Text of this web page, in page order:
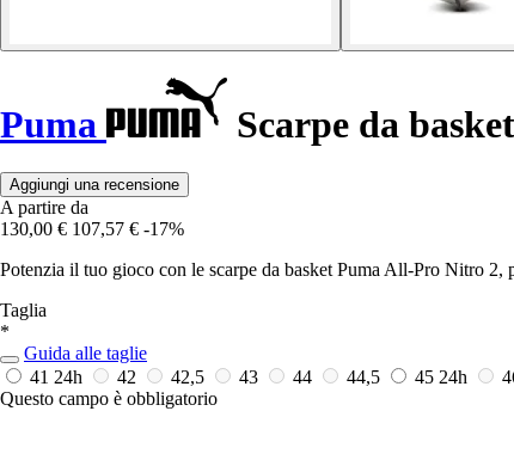
Puma Scarpe da
Aggiungi una recensione
A partire da
130,00 € 107,57 € -17%
Potenzia il tuo gioco con le scarpe da basket Puma All-Pro Nitro 2,
Taglia
*
Guida alle taglie
41 24h 42 42,5 43 44 44,5 45 24h
Questo campo è obbligatorio